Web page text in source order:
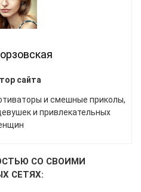
сайта
и смешные приколы,
и привлекательных
СО СВОИМИ
СЕТЯХ: